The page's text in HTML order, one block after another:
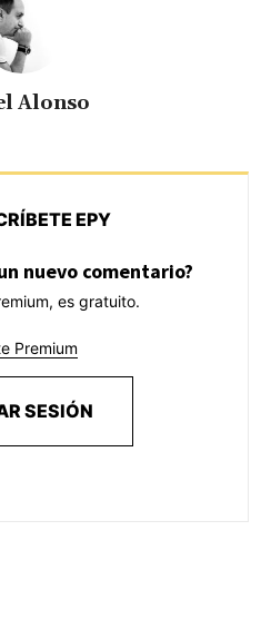
Alonso
EPY
nuevo comentario?
es gratuito.
Premium
SESIÓN